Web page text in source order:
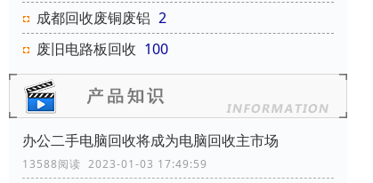
成都回收废铜废铝 2
废旧电路板回收 100
办公二手电脑回收将成为电脑回收主市场
13588阅读 2023-01-03 17:49:59